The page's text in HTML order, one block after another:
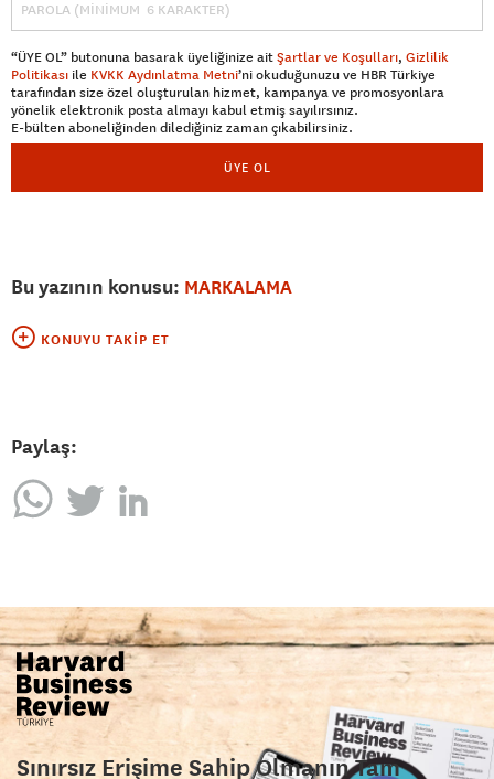
“ÜYE OL” butonuna basarak üyeliğinize aitŞartlar ve Koşulları, Gizlilik
Politikası ile KVKK Aydınlatma Metni’ni okuduğunuzu ve HBR Türkiye
tarafından size özel oluşturulan hizmet, kampanya ve promosyonlara
yönelik elektronik posta almayı kabul etmiş sayılırsınız.
E-bülten aboneliğinden dilediğiniz zaman çıkabilirsiniz.
ÜYE OL
Bu yazının konusu: MARKALAMA
KONUYU TAKIP ET
Paylaş:
Sınırsız Erişime Sahip Olmanın Tam